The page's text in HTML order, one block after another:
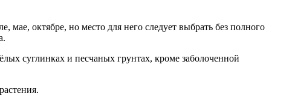
октябре, но место для него следует выбрать без полного
суглинках и песчаных грунтах, кроме заболоченной